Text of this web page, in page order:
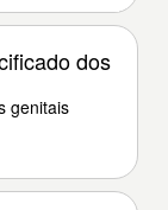
dos
genitais